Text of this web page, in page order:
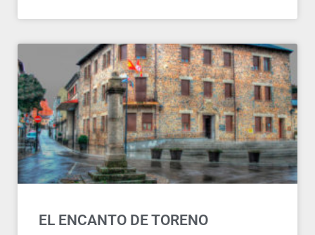
EL ENCANTO DE TORENO